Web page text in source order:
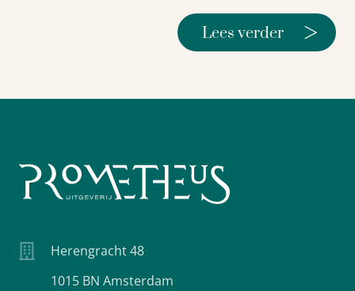
Lees verder >
Herengracht 48
1015 BN Amsterdam